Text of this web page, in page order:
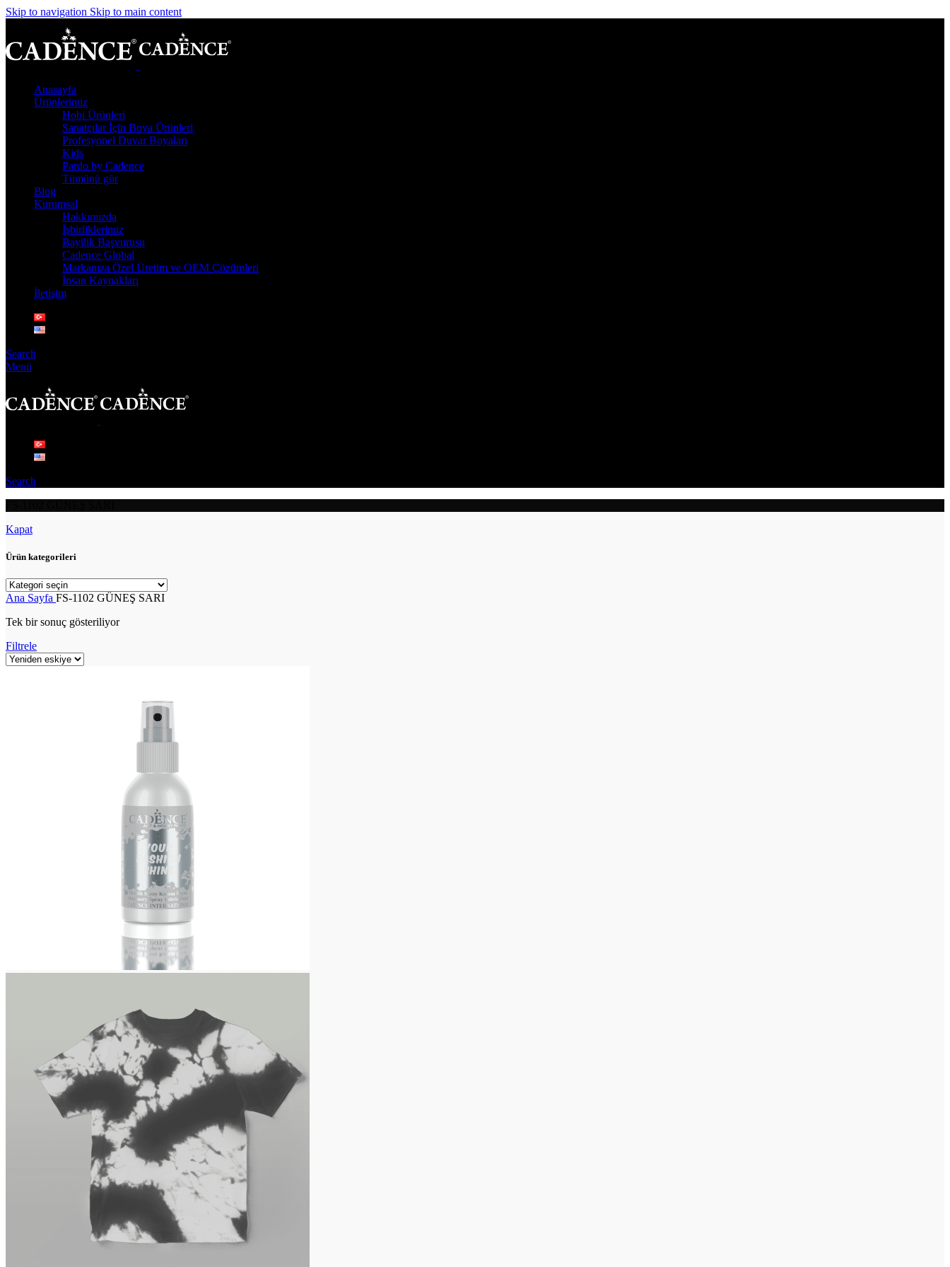
Skip to navigation Skip to main content
Anasayfa
Ürünlerimiz
Hobi Ürünleri
Sanatçılar İçin Boya Ürünleri
Profesyonel Duvar Boyaları
Kids
Pardo by Cadence
Tümünü gör
Blog
Kurumsal
Hakkımızda
İşbirliklerimiz
Bayilik Başvurusu
Cadence Global
Markanıza Özel Üretim ve OEM Çözümleri
İnsan Kaynakları
İletişim
Search
Menü
Search
Kapat
Ürün kategorileri
Ana Sayfa FS-1102 GÜNEŞ SARI
Tek bir sonuç gösteriliyor
Filtrele